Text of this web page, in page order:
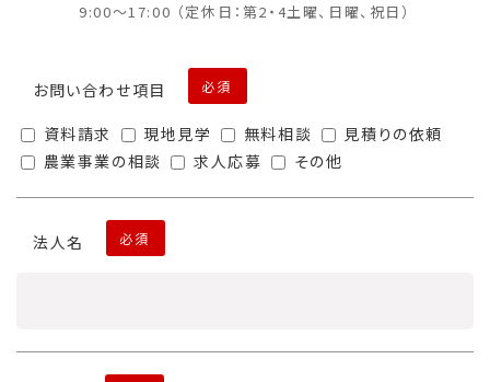
9:00〜17:00 （定休日：第2・4土曜、日曜、祝日）
お問い合わせ項目 必須
資料請求 現地見学 無料相談
見積りの依頼
農業事業の相談
求人応募 その他
法人名 必須